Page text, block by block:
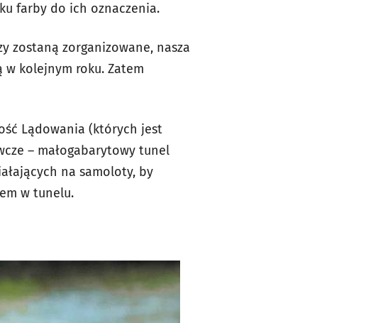
farby do ich oznaczenia.
zostaną zorganizowane, nasza
kolejnym roku. Zatem
Lądowania (których jest
– małogabarytowy tunel
na samoloty, by
w tunelu.